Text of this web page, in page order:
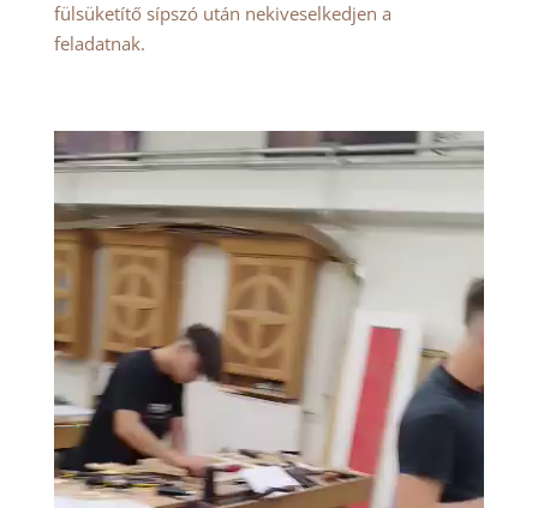
fülsüketítő sípszó után nekiveselkedjen a
feladatnak.